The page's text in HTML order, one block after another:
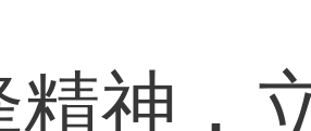
精神，